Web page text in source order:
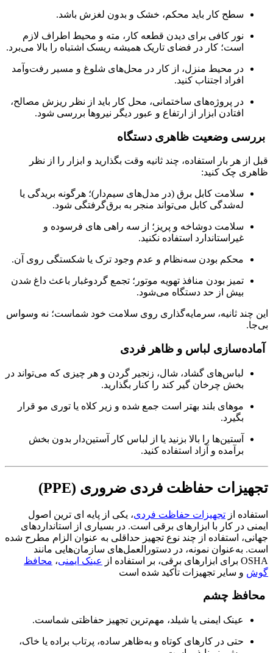
سطح کار باید محکم، خشک و بدون لغزش باشد.
نور کافی برای دیدن قطعه کار، مته و محیط اطراف لازم
است؛ کار در فضای تاریک همیشه ریسک اشتباه را بالا می‌برد.
در محیط منزل، از کار در محل‌های شلوغ و مسیر رفت‌وآمد
افراد اجتناب کنید.
در پروژه‌های ساختمانی، محل کار باید از نظر ریزش مصالح،
افتادن ابزار از ارتفاع و عبور دیگر نیروها بررسی شود.
بررسی وضعیت ظاهری دستگاه
قبل از هر بار استفاده، چند ثانیه وقت بگذارید و ابزار را از نظر
ظاهری چک کنید:
سلامت کابل برق (در مدل‌های سیم‌دار)؛ هرگونه بریدگی یا
له‌شدگی کابل می‌تواند منجر به برق‌گرفتگی شود.
سلامت دوشاخه و پریز؛ از سه‌ راهی‌ های فرسوده و
غیراستاندارد استفاده نکنید.
محکم بودن سه‌نظام و عدم وجود ترک یا شکستگی روی آن.
تمیز بودن منافذ تهویه موتور؛ تجمع گردوغبار باعث داغ شدن
بیش از حد دستگاه می‌شود.
این چند ثانیه، سرمایه‌گذاری روی سلامت خود شماست؛ نه وسواس
بی‌جا.
آماده‌سازی لباس و ظاهر فردی
لباس‌های گشاد، شال، زنجیر گردن و هر چیزی که می‌تواند در
بخش چرخان گیر کند را کنار بگذارید.
موهای بلند بهتر است جمع شده و زیر کلاه یا توری مو قرار
بگیرد.
آستین‌ها را بالا بزنید یا از لباس کار آستین‌دار بدون بخش
برآمده و آزاد استفاده کنید.
تجهیزات حفاظت فردی ضروری (PPE)
استفاده از تجهیزات حفاظت فردی، یکی از پایه‌ ای‌ ترین اصول
ایمنی در کار با ابزارهای برقی است. در بسیاری از استانداردهای
جهانی، استفاده از چند نوع تجهیز حداقلی به‌ عنوان الزام مطرح شده
است. به‌عنوان نمونه، در دستورالعمل‌های سازمان‌هایی مانند
OSHA برای ابزارهای برقی، بر استفاده از
عینک ایمنی، محافظ
گوش و سایر تجهیزات تأکید شده است
محافظ چشم
عینک ایمنی یا شیلد، مهم‌ترین تجهیز حفاظتی شماست.
حتی در کارهای کوتاه و به‌ظاهر ساده، پرتاب براده یا خاک،